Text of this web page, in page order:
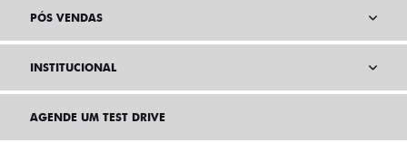
PÓS VENDAS
INSTITUCIONAL
AGENDE UM TEST DRIVE